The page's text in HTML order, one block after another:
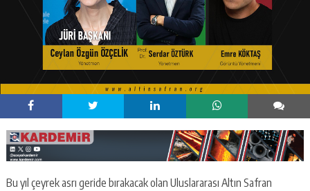
Bu yıl çeyrek asrı geride bırakacak olan Uluslararası Altın Safran